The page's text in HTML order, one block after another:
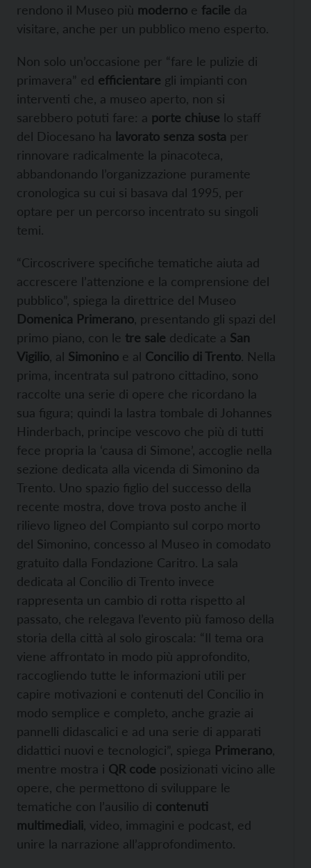
rendono il Museo più moderno e facile da
visitare, anche per un pubblico meno esperto.
Non solo un’occasione per “fare le pulizie di
primavera” ed efficientare gli impianti con
interventi che, a museo aperto, non si
sarebbero potuti fare: a porte chiuse lo staff
del Diocesano ha lavorato senza sosta per
rinnovare radicalmente la pinacoteca,
abbandonando l’organizzazione puramente
cronologica su cui si basava dal 1995, per
optare per un percorso incentrato su singoli
temi.
“Circoscrivere specifiche tematiche aiuta ad
accrescere l’attenzione e la comprensione del
pubblico”, spiega la direttrice del Museo
Domenica Primerano , presentando gli spazi del
primo piano, con le tre sale dedicate a San
Vigilio , al Simonino e al Concilio di Trento. Nella
prima, incentrata sul patrono cittadino, sono
raccolte una serie di opere che ricordano la
sua figura; quindi la lastra tombale di Johannes
Hinderbach, principe vescovo che più di tutti
fece propria la ‘causa di Simone’, accoglie nella
sezione dedicata alla vicenda di Simonino da
Trento. Uno spazio figlio del successo della
recente mostra, dove trova posto anche il
rilievo ligneo del Compianto sul corpo morto
del Simonino, concesso al Museo in comodato
gratuito dalla Fondazione Caritro. La sala
dedicata al Concilio di Trento invece
rappresenta un cambio di rotta rispetto al
passato, che relegava l’evento più famoso della
storia della città al solo giroscala: “Il tema ora
viene affrontato in modo più approfondito,
raccogliendo tutte le informazioni utili per
capire motivazioni e contenuti del Concilio in
modo semplice e completo, anche grazie ai
pannelli didascalici e ad una serie di apparati
didattici nuovi e tecnologici”, spiega Primerano
mentre mostra i QR code posizionati vicino alle
opere, che permettono di sviluppare le
tematiche con l’ausilio di contenuti
multimediali , video, immagini e podcast, ed
unire la narrazione all’approfondimento.